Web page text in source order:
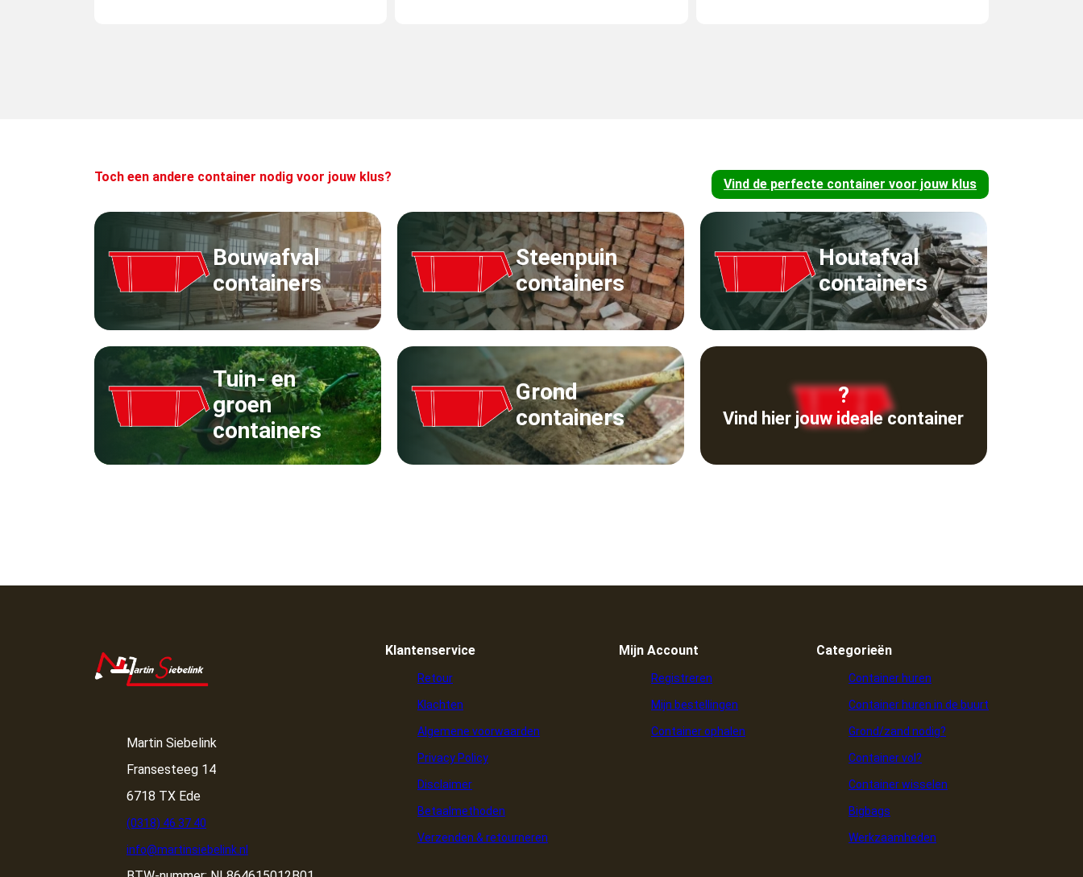
Toch een andere container nodig voor jouw klus? Vind de perfecte container voor jouw klus
Bouwafval
containers
Steenpuin
containers
Houtafval
containers
Tuin- en
groen
containers
Grond
containers
?
Vind hier jouw ideale container
Martin Siebelink
Fransesteeg 14
6718 TX Ede
(0318) 46 37 40
info@martinsiebelink.nl
Klantenservice
Retour
Klachten
Algemene voorwaarden
Privacy Policy
Disclaimer
Betaalmethoden
Verzenden & retourneren
Mijn Account
Registreren
Mijn bestellingen
Container ophalen
Categorieën
Container huren
Container huren in de buurt
Grond/zand nodig?
Container vol?
Container wisselen
Bigbags
Werkzaamheden